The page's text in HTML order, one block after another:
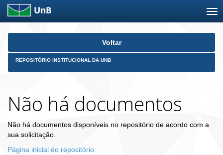
Skip
Voltar
REPOSITÓRIO INSTITUCIONAL DA UNB
Não há documentos
Não há documentos disponíveis no repositório de acordo com a
sua solicitação.
Página inicial do repositório